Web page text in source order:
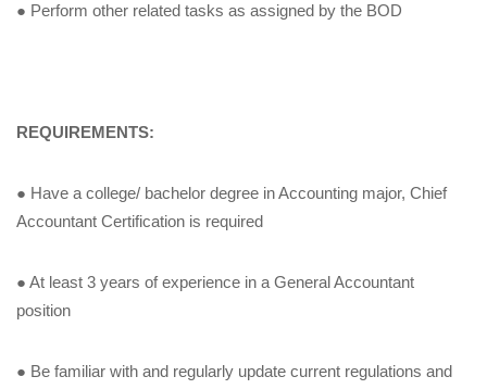
● Perform other related tasks as assigned by the BOD
REQUIREMENTS:
● Have a college/ bachelor degree in Accounting major, Chief
Accountant Certification is required
● At least 3 years of experience in a General Accountant
position
● Be familiar with and regularly update current regulations and